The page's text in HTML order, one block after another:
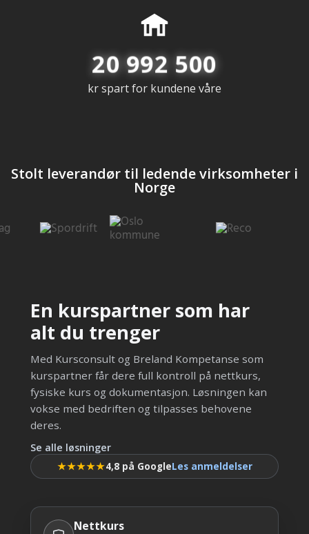
20 992 500
kr spart for kundene våre
Stolt leverandør til ledende virksomheter i
Norge
En kurspartner som har
alt du trenger
Med Kursconsult og Breland Kompetanse som
kurspartner får dere full kontroll på nettkurs,
fysiske kurs og dokumentasjon. Løsningen kan
vokse med bedriften og tilpasses behovene
deres.
Se alle løsninger
★★★★★4,8 på GoogleLes anmeldelser
Nettkurs